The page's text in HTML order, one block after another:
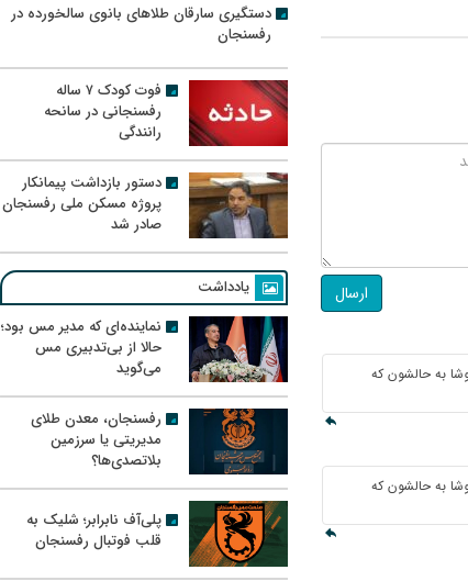
ارسال
به حالشون که
به حالشون که
دستگیری سارقان طلاهای بانوی سالخورده در
رفسنجان
فوت کودک ۷ ساله
رفسنجانی در سانحه
رانندگی
دستور بازداشت پیمانکار
پروژه مسکن ملی رفسنجان
صادر شد
یادداشت
نماینده‌ای که مدیر مس بود؛
حالا از بی‌تدبیری مس
می‌گوید
رفسنجان، معدن طلای
مدیریتی یا سرزمین
بلاتصدی‌ها؟
پلی‌آف نابرابر؛ شلیک به
قلب فوتبال رفسنجان